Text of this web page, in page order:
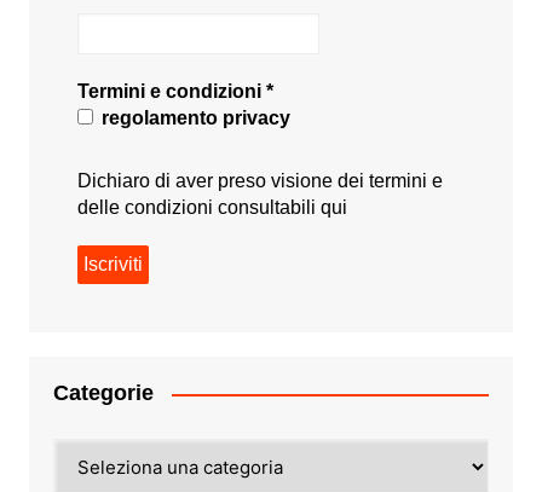
Termini e condizioni *
regolamento privacy
Dichiaro di aver preso visione dei termini e
delle condizioni consultabili qui
Categorie